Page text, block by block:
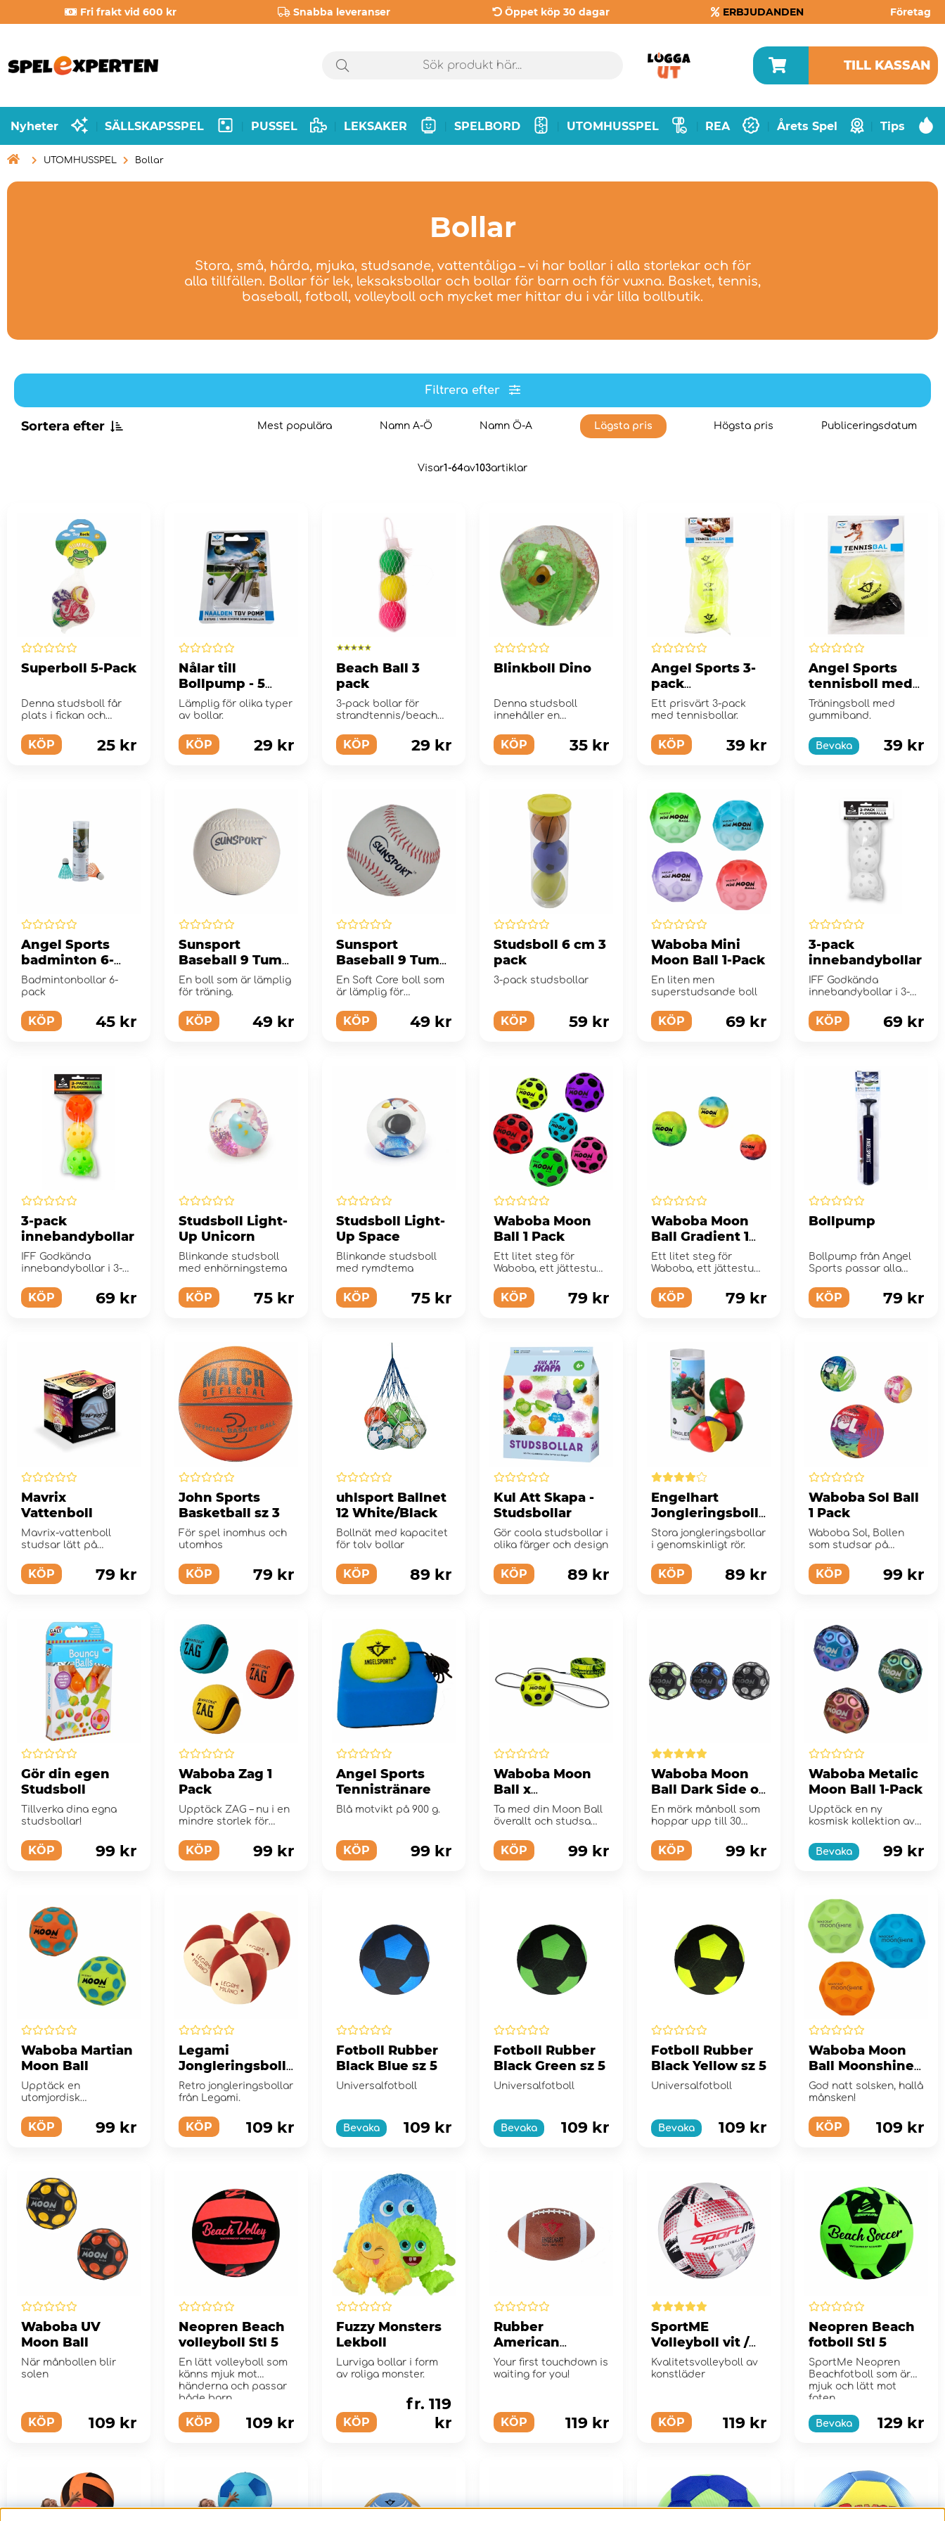
Fri frakt vid 600 kr Snabba leveranser Öppet köp 30 dagar ERBJUDANDEN Företag
TILL KASSAN
Nyheter SÄLLSKAPSSPEL PUSSEL LEKSAKER SPELBORD UTOMHUSSPEL REA Årets Spel Tips
 UTOMHUSSPEL Bollar
Bollar
Stora, små, hårda, mjuka, studsande, vattentåliga – vi har bollar i alla storlekar och för
alla tillfällen. Bollar för lek, leksaksbollar och bollar för barn och för vuxna. Basket, tennis,
baseball, fotboll, volleyboll och mycket mer hittar du i vår lilla bollbutik.
Filtrera efter
Sortera efter Mest populära Namn A-Ö Namn Ö-A Lägsta pris Högsta pris Publiceringsdatum
Visar1-64av103artiklar
Superboll 5-Pack
Denna studsboll får
plats i fickan och
KÖP 25 kr
Nålar till
Bollpump - 5
delar
Lämplig för olika typer
av bollar.
KÖP 29 kr
Beach Ball 3
pack
3-pack bollar för
strandtennis/beach
KÖP 29 kr
Blinkboll Dino
Denna studsboll
innehåller en
studsa bollen för att
f...
KÖP 35 kr
Angel Sports 3-
pack
tennisbollar
Ett prisvärt 3-pack
med tennisbollar.
KÖP 39 kr
Angel Sports
tennisboll med
elastiskt band
Träningsboll med
gummiband.
Bevaka 39 kr
Angel Sports
badminton 6-
pack
Badmintonbollar 6-
pack
KÖP 45 kr
Sunsport
Baseball 9 Tum
Gummiboll
En boll som är lämplig
för träning.
KÖP 49 kr
Sunsport
Baseball 9 Tum
Mjuk Kärna
En Soft Core boll som
är lämplig för
KÖP 49 kr
Studsboll 6 cm 3
pack
3-pack studsbollar
KÖP 59 kr
Waboba Mini
Moon Ball 1-Pack
En liten men
superstudsande boll
KÖP 69 kr
3-pack
innebandybollar
IFF Godkända
innebandybollar i 3-
KÖP 69 kr
3-pack
innebandybollar
IFF Godkända
innebandybollar i 3-
KÖP 69 kr
Studsboll Light-
Up Unicorn
Blinkande studsboll
med enhörningstema
KÖP 75 kr
Studsboll Light-
Up Space
Blinkande studsboll
med rymdtema
KÖP 75 kr
Waboba Moon
Ball 1 Pack
Ett litet steg för
Waboba, ett jättestuds
KÖP 79 kr
Waboba Moon
Ball Gradient 1
Pack
Ett litet steg för
Waboba, ett jättestuds
KÖP 79 kr
Bollpump
Bollpump från Angel
Sports passar alla
KÖP 79 kr
Mavrix
Vattenboll
Mavrix-vattenboll
studsar lätt på
perfekt att ta me...
KÖP 79 kr
John Sports
Basketball sz 3
För spel inomhus och
utomhos
KÖP 79 kr
uhlsport Ballnet
12 White/Black
Bollnät med kapacitet
för tolv bollar
KÖP 89 kr
Kul Att Skapa -
Studsbollar
Gör coola studsbollar i
olika färger och design
KÖP 89 kr
Engelhart
Jongleringsbolla
r
Stora jongleringsbollar
i genomskinligt rör.
KÖP 89 kr
Waboba Sol Ball
1 Pack
Waboba Sol, Bollen
som studsar på
i solen!
KÖP 99 kr
Gör din egen
Studsboll
Tillverka dina egna
studsbollar!
KÖP 99 kr
Waboba Zag 1
Pack
Upptäck ZAG – nu i en
mindre storlek för
b...KÖP 99 kr
Angel Sports
Tennistränare
Blå motvikt på 900 g.
KÖP 99 kr
Waboba Moon
Ball x
Bounceback
Ta med din Moon Ball
överallt och studsa
KÖP 99 kr
Waboba Moon
Ball Dark Side of
the Moon 1-Pack
En mörk månboll som
hoppar upp till 30
KÖP 99 kr
Waboba Metalic
Moon Ball 1-Pack
Upptäck en ny
kosmisk kollektion av
Bevaka
99 kr
Waboba Martian
Moon Ball
Upptäck en
utomjordisk
KÖP 99 kr
Legami
Jongleringsbolla
r
Retro jongleringsbollar
från Legami.
KÖP 109 kr
Fotboll Rubber
Black Blue sz 5
Universalfotboll
Bevaka 109 kr
Fotboll Rubber
Black Green sz 5
Universalfotboll
Bevaka 109 kr
Fotboll Rubber
Black Yellow sz 5
Universalfotboll
Bevaka 109 kr
Waboba Moon
Ball Moonshine
1-Pack
God natt solsken, hallå
månsken!
KÖP 109 kr
Waboba UV
Moon Ball
När månbollen blir
solen
KÖP 109 kr
Neopren Beach
volleyboll Stl 5
En lätt volleyboll som
känns mjuk mot
händerna och passar
både barn ...
KÖP 109 kr
Fuzzy Monsters
Lekboll
Lurviga bollar i form
av roliga monster.
KÖP
fr. 119
kr
Rubber
American
football sz 10,5"
Your first touchdown is
waiting for you!
KÖP 119 kr
SportME
Volleyboll vit /
röd / svart
Kvalitetsvolleyboll av
konstläder
KÖP 119 kr
Neopren Beach
fotboll Stl 5
SportMe Neopren
Beachfotboll som är
mjuk och lätt mot
foten.
Bevaka 129 kr